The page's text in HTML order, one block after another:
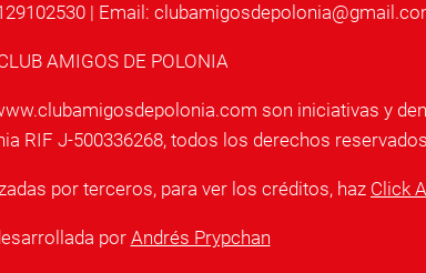
| Email:
AMIGOS DE POLONIA
son iniciativas y
RIF J-500336268, todos los derechos
por terceros, para ver los créditos, haz Click
por Andrés Prypchan